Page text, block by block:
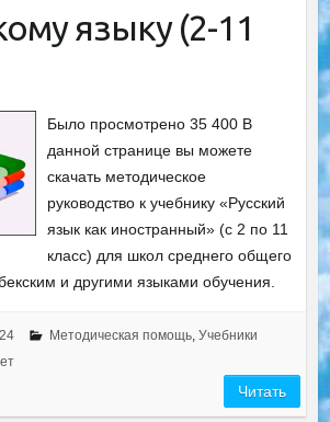
языку (2-11
Было просмотрено 35 400 В
данной странице вы можете
скачать методическое
руководство к учебнику «Русский
язык как иностранный» (с 2 по 11
класс) для школ среднего общего
и другими языками обучения.
Методическая помощь, Учебники
Читать